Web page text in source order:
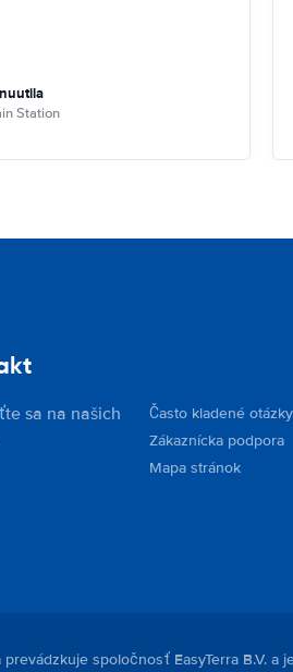
Station
sa na našich
Často kladené otázky
Zákaznícka podpora
Mapa stránok
spoločnosť EasyTerra B.V.